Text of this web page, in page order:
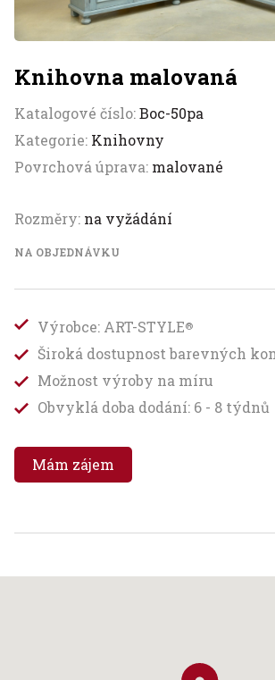
Knihovna malovaná
Katalogové číslo:Boc-50pa
Kategorie: Knihovny
Povrchová úprava: malované
Rozměry: na vyžádání
NA OBJEDNÁVKU
Výrobce: ART-STYLE®
Široká dostupnost barevných
Možnost výroby na míru
Obvyklá doba dodání: 6 - 8 týdnů
Mám zájem